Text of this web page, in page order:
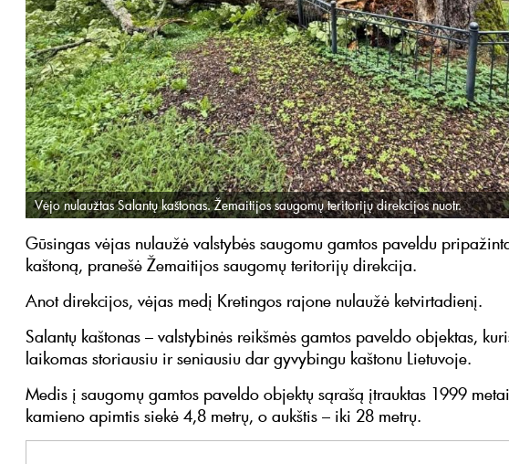
Vėjo nulaužtas Salantų kaštonas. Žemaitijos saugomų teritorijų direkcijos nuotr.
Gūsingas vėjas nulaužė valstybės saugomu gamtos paveldu
kaštoną, pranešė Žemaitijos saugomų teritorijų direkcija.
Anot direkcijos, vėjas medį Kretingos rajone nulaužė ketvirtadienį.
Salantų kaštonas – valstybinės reikšmės gamtos paveldo objektas,
laikomas storiausiu ir seniausiu dar gyvybingu kaštonu Lietuvoje.
Medis į saugomų gamtos paveldo objektų sąrašą įtrauktas 1999
kamieno apimtis siekė 4,8 metrų, o aukštis – iki 28 metrų.